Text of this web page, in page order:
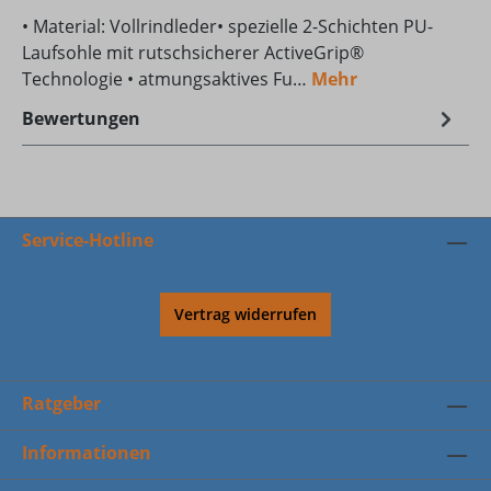
• Material: Vollrindleder• spezielle 2-Schichten PU-
Laufsohle mit rutschsicherer ActiveGrip®
Technologie • atmungsaktives Fu… Mehr
Bewertungen
Service-Hotline
Vertrag widerrufen
Ratgeber
Informationen